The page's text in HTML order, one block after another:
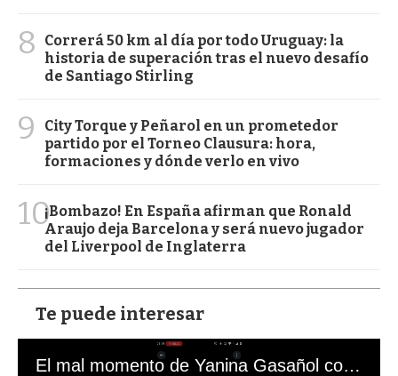
8
Correrá 50 km al día por todo Uruguay: la
historia de superación tras el nuevo desafío
de Santiago Stirling
9
City Torque y Peñarol en un prometedor
partido por el Torneo Clausura: hora,
formaciones y dónde verlo en vivo
10¡Bombazo! En España afirman que Ronald
Araujo deja Barcelona y será nuevo jugador
del Liverpool de Inglaterra
Te puede interesar
El mal momento de Yanina Gasañol con un hincha argentino en "Subrayado"